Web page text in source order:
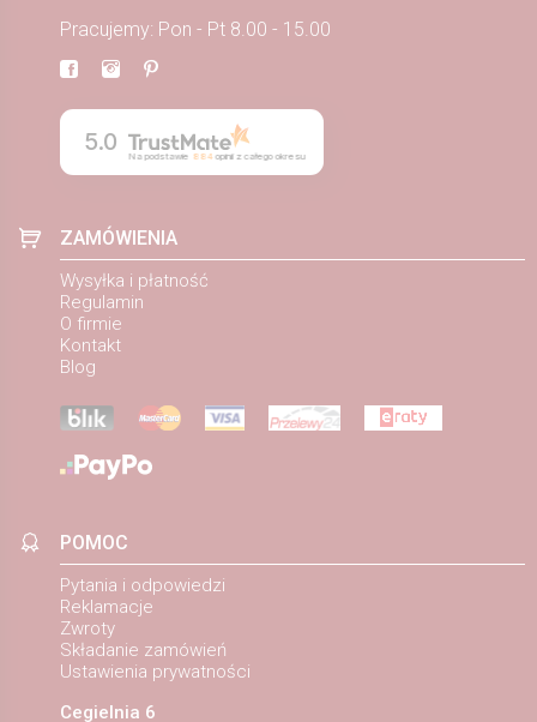
Pracujemy: Pon - Pt 8.00 - 15.00
5.0
Na podstawie 884opinii z całego okresu
ZAMÓWIENIA
Wysyłka i płatność
Regulamin
O firmie
Kontakt
Blog
POMOC
Pytania i odpowiedzi
Reklamacje
Zwroty
Składanie zamówień
Ustawienia prywatności
Cegielnia 6